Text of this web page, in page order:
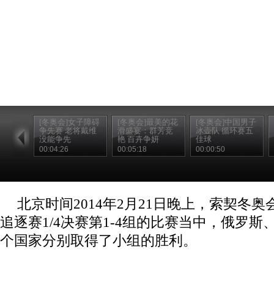
[冬奥会]女子障碍
争先赛 老将戴维
没能争先
00:04:26
[冬奥会]最美的花
滑盛宴：群芳竞
艳 百卉争妍
00:05:18
[冬奥会]中国男子
冰壶队 循环赛五
佳球
00:00:50
北京时间2014年2月21日晚上，索契冬奥
追逐赛1/4决赛第1-4组的比赛当中，俄罗斯
个国家分别取得了小组的胜利。